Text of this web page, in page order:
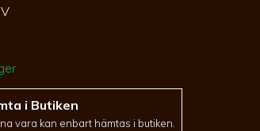
i Butiken
vara kan enbart hämtas i butiken.